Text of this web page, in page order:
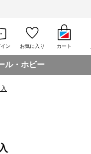
ン お気に入り カート
ル・ホビー